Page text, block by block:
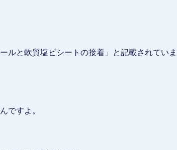
ルと軟質塩ビシートの接着」と記載されていま
ですよ。